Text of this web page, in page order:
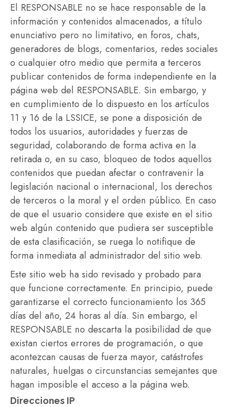
El RESPONSABLE no se hace responsable de la
información y contenidos almacenados, a título
enunciativo pero no limitativo, en foros, chats,
generadores de blogs, comentarios, redes sociales
o cualquier otro medio que permita a terceros
publicar contenidos de forma independiente en la
página web del RESPONSABLE. Sin embargo, y
en cumplimiento de lo dispuesto en los artículos
11 y 16 de la LSSICE, se pone a disposición de
todos los usuarios, autoridades y fuerzas de
seguridad, colaborando de forma activa en la
retirada o, en su caso, bloqueo de todos aquellos
contenidos que puedan afectar o contravenir la
legislación nacional o internacional, los derechos
de terceros o la moral y el orden público. En caso
de que el usuario considere que existe en el sitio
web algún contenido que pudiera ser susceptible
de esta clasificación, se ruega lo notifique de
forma inmediata al administrador del sitio web.
Este sitio web ha sido revisado y probado para
que funcione correctamente. En principio, puede
garantizarse el correcto funcionamiento los 365
días del año, 24 horas al día. Sin embargo, el
RESPONSABLE no descarta la posibilidad de que
existan ciertos errores de programación, o que
acontezcan causas de fuerza mayor, catástrofes
naturales, huelgas o circunstancias semejantes que
hagan imposible el acceso a la página web.
Direcciones IP